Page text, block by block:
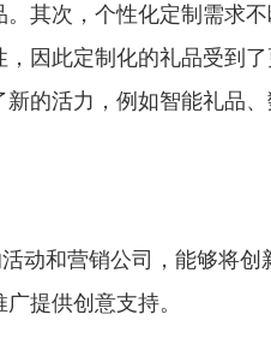
其次，个性化定制需求
因此定制化的礼品受到
的活力，例如智能礼品、
动和营销公司，能够将创
提供创意支持。